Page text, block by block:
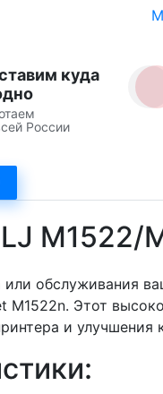
куда
России
обслуживания
M1522n. Этот
и улучшения